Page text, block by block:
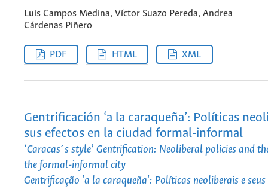
Luis Campos Medina, Víctor Suazo Pereda, Andrea
Cárdenas Piñero
PDF HTML XML
Gentrificación ‘a la caraqueña’: Políticas
sus efectos en la ciudad formal-informal
‘Caracas´s style’ Gentrification: Neoliberal policies and
the formal-informal city
Gentrificação 'a la caraqueña': Políticas neoliberais e seus